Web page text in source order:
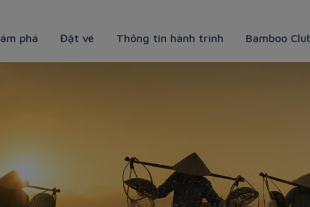
phá Đặt vé Thông tin hành trình Bamboo